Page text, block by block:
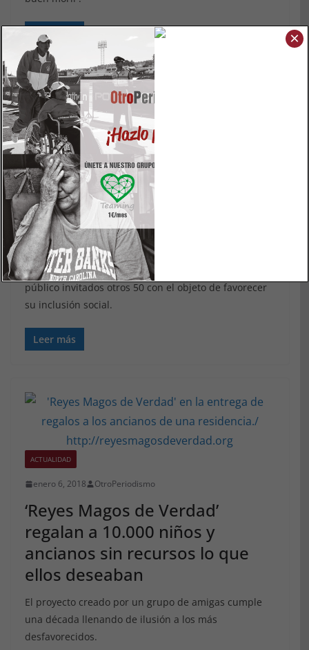
Leer más
ACTUALIDAD CULTURA & OCIO
agosto 18, 2019 OtroPeriodismo
Brota: el festival musical
solidario y sostenible que
triunfa
Mala Rodríguez, SFDK, El Canijo de Jerez o Macaco,
han actuado nueve de los refugiados que llegaron a
España a bordo del Aquarius, y asistieron como
público invitados otros 50 con el objeto de favorecer
su inclusión social.
Leer más
ACTUALIDAD
enero 6, 2018 OtroPeriodismo
‘Reyes Magos de Verdad’
regalan a 10.000 niños y
ancianos sin recursos lo que
ellos deseaban
El proyecto creado por un grupo de amigas cumple
una década llenando de ilusión a los más
desfavorecidos.
×